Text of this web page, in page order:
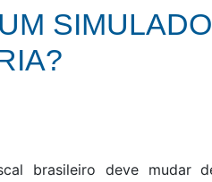
brasileiro deve mudar